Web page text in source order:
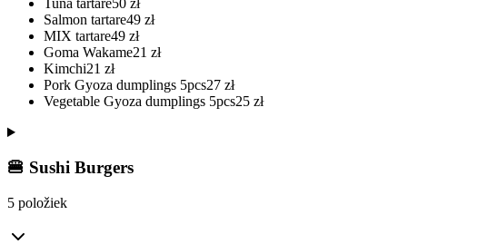
Tuna tartare50 zł
Salmon tartare49 zł
MIX tartare49 zł
Goma Wakame21 zł
Kimchi21 zł
Pork Gyoza dumplings 5pcs27 zł
Vegetable Gyoza dumplings 5pcs25 zł
🍔 Sushi Burgers
5 položiek